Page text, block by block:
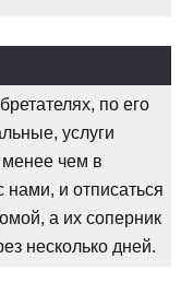
по его
услуги
менее чем в
нами, и отписаться
а их соперник
несколько дней.